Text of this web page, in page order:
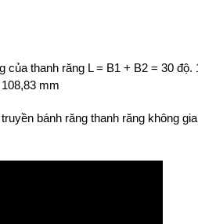
thanh răng L = B1 + B2 = 30 độ.
mm
bánh răng thanh răng không